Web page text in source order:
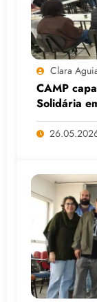
Clara
CAMP
Solidária
Faculdade
Viamão